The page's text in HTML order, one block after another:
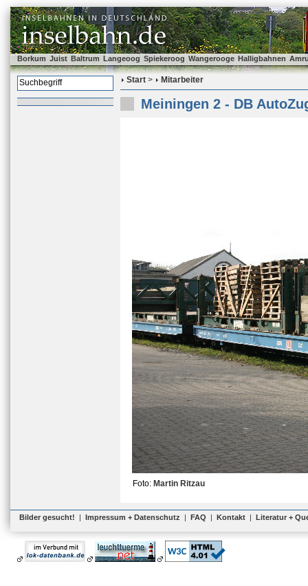
Borkum Juist Baltrum Langeoog Spiekeroog Wangerooge Halligbahnen
Start > Mitarbeiter
Meiningen 2 - DB
Foto: Martin Ritzau
Bilder gesucht! | Impressum + Datenschutz | FAQ | Kontakt | Literatur +